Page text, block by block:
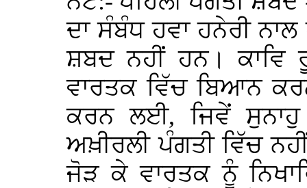
ਦਾ ਸੰਬੰਧ ਹਵਾ ਹਨੇਰੀ
ਸ਼ਬਦ ਨਹੀਂ ਹਨ। ਕਾਵਿ
ਵਾਰਤਕ ਵਿੱਚ ਬਿਆਨ
ਕਰਨ ਲਈ, ਜਿਵੇਂ ਸੁਨਾਹੁ
ਅਖ਼ੀਰਲੀ ਪੰਗਤੀ ਵਿੱਚ
ਜੋੜ ਕੇ ਵਾਰਤਕ ਨੂੰ